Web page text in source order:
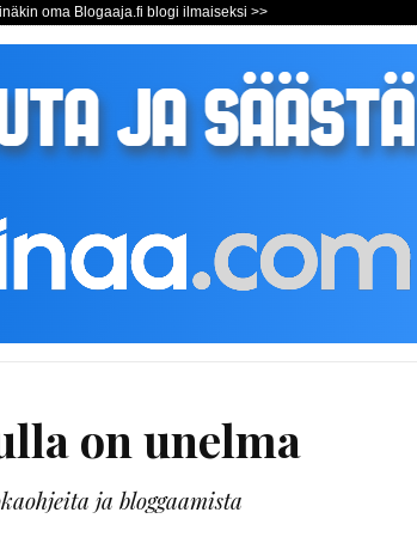
oma Blogaaja.fi blogi ilmaiseksi >>
on unelma
ja bloggaamista